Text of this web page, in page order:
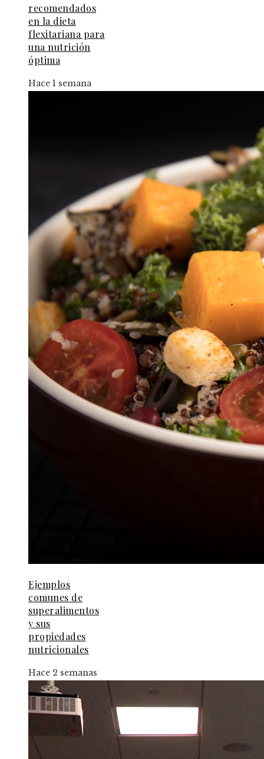
recomendados
en la dieta
flexitariana para
una nutrición
óptima
Hace 1 semana
Ejemplos
comunes de
superalimentos
y sus
propiedades
nutricionales
Hace 2 semanas